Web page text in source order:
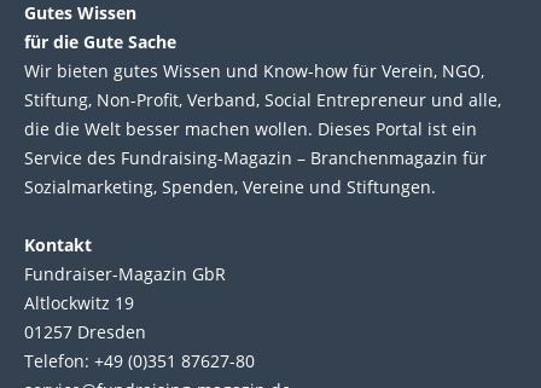
Gutes Wissen
für die Gute Sache
Wir bie­ten gutes Wis­sen und Know-how für Ver­ein, NGO,
Stif­tung, Non-Profit, Ver­band, Social Entre­pre­neur und alle,
die die Welt bes­ser machen wol­len. Die­ses Por­tal ist ein
Service des Fund­raising-Magazin – Bran­chen­magazin für
Sozial­marke­ting, Spen­den, Ver­eine und Stif­tun­gen.
Kontakt
Fundraiser-Magazin GbR
Altlockwitz 19
01257 Dresden
Telefon: +49 (0)351 87627-80